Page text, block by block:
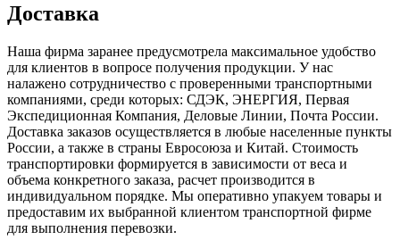
Доставка
Наша фирма заранее предусмотрела максимальное удобство
для клиентов в вопросе получения продукции. У нас
налажено сотрудничество с проверенными транспортными
компаниями, среди которых: СДЭК, ЭНЕРГИЯ, Первая
Экспедиционная Компания, Деловые Линии, Почта России.
Доставка заказов осуществляется в любые населенные пункты
России, а также в страны Евросоюза и Китай. Стоимость
транспортировки формируется в зависимости от веса и
объема конкретного заказа, расчет производится в
индивидуальном порядке. Мы оперативно упакуем товары и
предоставим их выбранной клиентом транспортной фирме
для выполнения перевозки.